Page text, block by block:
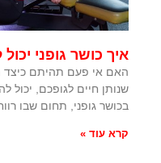
איך כושר גופני
האם אי פעם תהיתם כיצד
שנותן חיים לגופכם, יכול
בכושר גופני, תחום שבו
קרא עוד »